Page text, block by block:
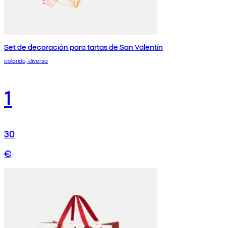
Set de decoración para tartas de San Valentín
colorido, diverso
1
30
€